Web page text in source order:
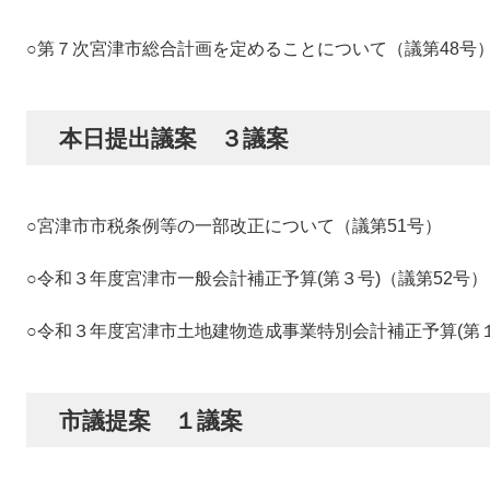
○第７次宮津市総合計画を定めることについて（議第48号
本日提出議案 ３議案
○宮津市市税条例等の一部改正について（議第51号）
○令和３年度宮津市一般会計補正予算(第３号)（議第52号）
○令和３年度宮津市土地建物造成事業特別会計補正予算(第
市議提案 １議案